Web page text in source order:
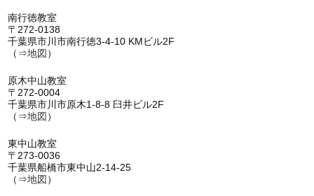
南行徳教室
〒272-0138
千葉県市川市南行徳3-4-10 KMビル2F
（⇒地図 ）
原木中山教室
〒272-0004
千葉県市川市原木1-8-8 臼井ビル2F
（⇒地図 ）
東中山教室
〒273-0036
千葉県船橋市東中山2-14-25
（⇒地図 ）